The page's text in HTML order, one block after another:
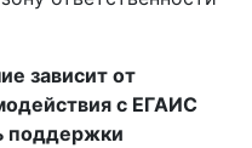
зависит от
с ЕГАИС
поддержки